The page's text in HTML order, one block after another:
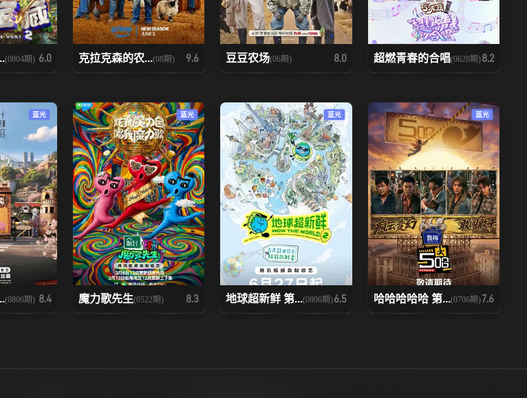
20251109下 20251110下 20251110上 20251111上
20251114上 20251114下 20251115上 20251115中
20251116下 20251117 20251118 20251119
20251122上 20251122中 20251122下 20251123上
20251125下 20251126 20251127 20251128上
20251129下 20251129加1 20251130上 20251130下
20251204 20251205上 20251205下 20251206上
20251207下 20251208 20251210 20251211
(0804期) 6.0 克拉克森的农...(08期) 9.6 豆豆农场(06期) 8.0 超燃青春的合唱(0628期)8.2
蓝光
(0806期) 8.4
蓝光
魔力歌先生(0522期) 8.3
蓝光
地球超新鲜 第...(0806期)6.5
蓝光
哈哈哈哈哈 第...(0706期)7.6